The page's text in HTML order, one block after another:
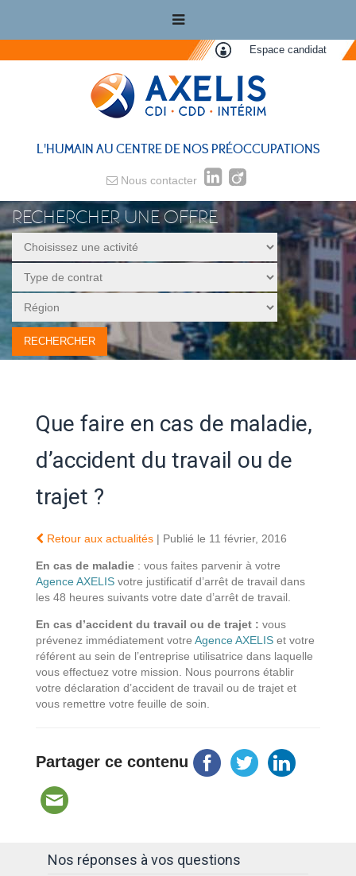
Espace candidat
L'HUMAIN AU CENTRE DE NOS PRÉOCCUPATIONS
Nous contacter
RECHERCHER UNE OFFRE
Que faire en cas de maladie,
d’accident du travail ou de
trajet ?
Retour aux actualités | Publié le 11 février, 2016
En cas de maladie : vous faites parvenir à votre
Agence AXELIS votre justificatif d’arrêt de travail dans
les 48 heures suivants votre date d’arrêt de travail.
En cas d’accident du travail ou de trajet : vous
prévenez immédiatement votre Agence AXELIS et votre
référent au sein de l’entreprise utilisatrice dans laquelle
vous effectuez votre mission. Nous pourrons établir
votre déclaration d’accident de travail ou de trajet et
vous remettre votre feuille de soin.
Partager ce contenu
Nos réponses à vos questions